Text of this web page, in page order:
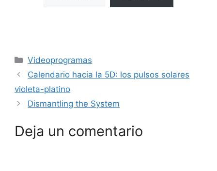
Categorías
Videoprogramas
Calendario hacia la 5D: los pulsos solares
violeta-platino
Dismantling the System
Deja un comentario